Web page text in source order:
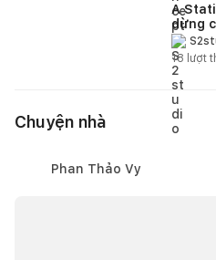
A
dừng
18 lượt
Chuyện nhà
Phan Thảo Vy